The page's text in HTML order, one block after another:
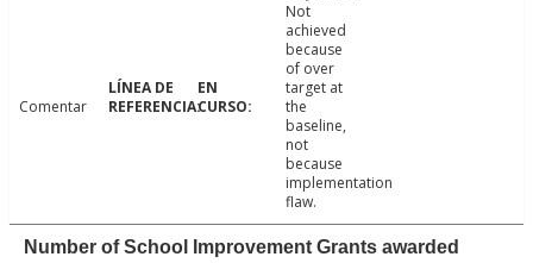
Comentar
Not
achieved
because
of over
target at
the
baseline,
not
because
implementation
flaw.
Number of School Improvement Grants awarded